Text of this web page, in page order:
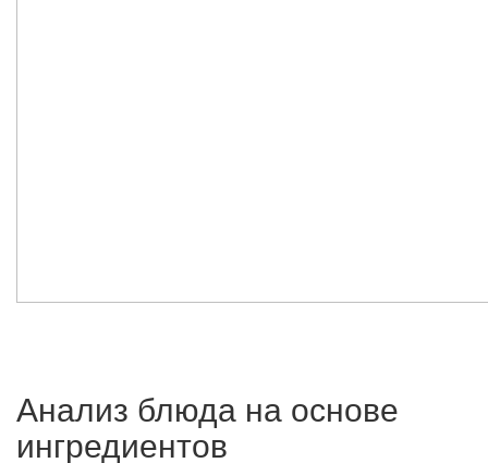
Анализ блюда на основе
ингредиентов